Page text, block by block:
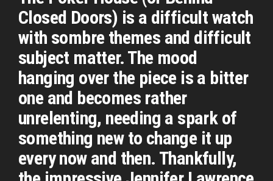
Closed Doors) is a difficult watch
with sombre themes and difficult
subject matter. The mood
hanging over the piece is a bitter
one and becomes rather
unrelenting, needing a spark of
something new to change it up
every now and then. Thankfully,